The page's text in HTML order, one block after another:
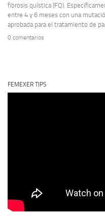
fibrosis quística (FQ).
entre 4 y 6 meses con una
aprobada para el tratamiento de
0 comentarios
FEMEXER TIPS